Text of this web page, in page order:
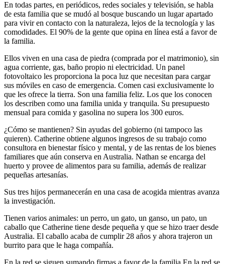
En todas partes, en periódicos, redes sociales y televisión, se habla
de esta familia que se mudó al bosque buscando un lugar apartado
para vivir en contacto con la naturaleza, lejos de la tecnología y las
comodidades. El 90% de la gente que opina en línea está a favor de
la familia.
Ellos viven en una casa de piedra (comprada por el matrimonio), sin
agua corriente, gas, baño propio ni electricidad. Un panel
fotovoltaico les proporciona la poca luz que necesitan para cargar
sus móviles en caso de emergencia. Comen casi exclusivamente lo
que les ofrece la tierra. Son una familia feliz. Los que los conocen
los describen como una familia unida y tranquila. Su presupuesto
mensual para comida y gasolina no supera los 300 euros.
¿Cómo se mantienen? Sin ayudas del gobierno (ni tampoco las
quieren). Catherine obtiene algunos ingresos de su trabajo como
consultora en bienestar físico y mental, y de las rentas de los bienes
familiares que aún conserva en Australia. Nathan se encarga del
huerto y provee de alimentos para su familia, además de realizar
pequeñas artesanías.
Sus tres hijos permanecerán en una casa de acogida mientras avanza
la investigación.
Tienen varios animales: un perro, un gato, un ganso, un pato, un
caballo que Catherine tiene desde pequeña y que se hizo traer desde
Australia. El caballo acaba de cumplir 28 años y ahora trajeron un
burrito para que le haga compañía.